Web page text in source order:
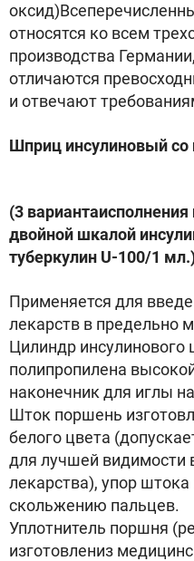
относятся ко всем
производства
отличаются
и отвечают
Шприц инсулиновый
(3
двойной шкалой
туберкулин U-100/1
Применяется для
лекарств в предельно
Цилиндр инсулинового
полипропилена
наконечник для иглы
Шток поршень
белого цвета
для лучшей видимости
лекарства), упор
скольжению пальцев.
Уплотнитель поршня
изготовлениз